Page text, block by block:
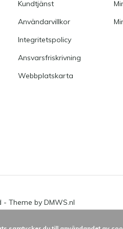
Kundtjänst
Användarvillkor
Integritetspolicy
Ansvarsfriskrivning
Webbplatskarta
- Theme by DMWS.nl